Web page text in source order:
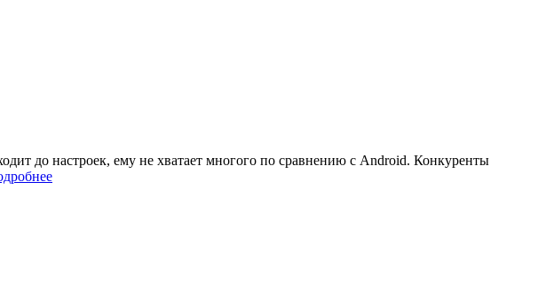
до настроек, ему не хватает многого по сравнению с Android. Конкуренты